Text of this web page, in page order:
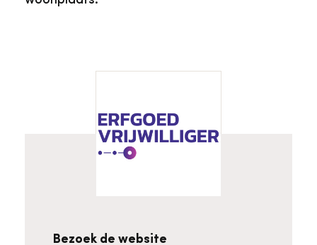
Bezoek de website